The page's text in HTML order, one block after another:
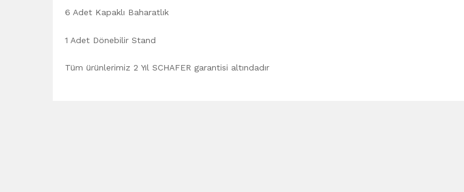
6 Adet Kapaklı Baharatlık
1 Adet Dönebilir Stand
Tüm ürünlerimiz 2 Yıl SCHAFER garantisi altındadır